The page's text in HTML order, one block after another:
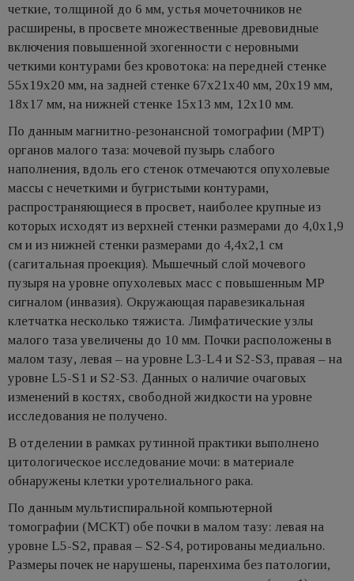
четкие, толщиной до 6 мм, устья мочеточников не
расширены, в просвете множественные древовидные
включения повышенной эхогенности с неровными
четкими контурами без кровотока: на передней стенке
55х19х20 мм, на задней стенке 67х21х40 мм, 20х19 мм,
18х17 мм, на нижней стенке 15х13 мм, 12х10 мм.
По данным магнитно-резонансной томографии (МРТ)
органов малого таза: мочевой пузырь слабого
наполнения, вдоль его стенок отмечаются опухолевые
массы с нечеткими и бугристыми контурами,
распространяющиеся в просвет, наиболее крупные из
которых исходят из верхней стенки размерами до 4,0х1,9
см и из нижней стенки размерами до 4,4х2,1 см
(сагитальная проекция). Мышечный слой мочевого
пузыря на уровне опухолевых масс с повышенным МР
сигналом (инвазия). Окружающая паравезикальная
клетчатка несколько тяжиста. Лимфатические узлы
малого таза увеличены до 10 мм. Почки расположены в
малом тазу, левая – на уровне L3-L4 и S2-S3, правая – на
уровне L5-S1 и S2-S3. Данных о наличие очаговых
изменений в костях, свободной жидкости на уровне
исследования не получено.
В отделении в рамках рутинной практики выполнено
цитологическое исследование мочи: в материале
обнаружены клетки уротелиального рака.
По данным мультиспиральной компьютерной
томографии (МСКТ) обе почки в малом тазу: левая на
уровне L5-S2, правая – S2-S4, ротированы медиально.
Размеры почек не нарушены, паренхима без патологии,